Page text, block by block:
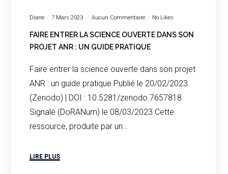
Diane 7 Mars 2023 Aucun Commentaire No Likes
FAIRE ENTRER LA SCIENCE OUVERTE DANS SON
PROJET ANR : UN GUIDE PRATIQUE
Faire entrer la science ouverte dans son projet
ANR : un guide pratique Publié le 20/02/2023
(Zenodo) | DOI : 10.5281/zenodo.7657818
Signalé (DoRANum) le 08/03/2023 Cette
ressource, produite par un…
LIRE PLUS